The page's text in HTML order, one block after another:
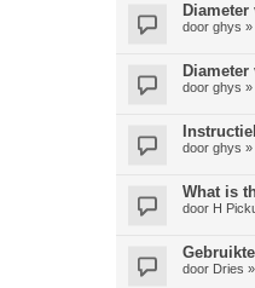
door ghys »
door ghys »
door ghys »
What is
door H
door Dries »